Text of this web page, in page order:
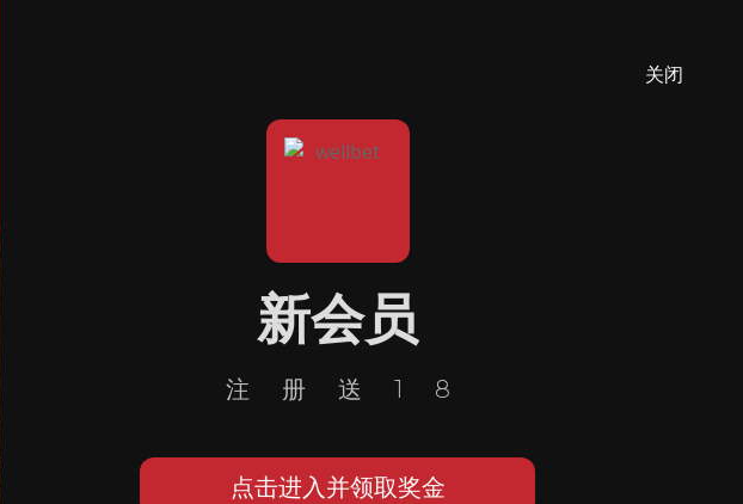
关闭
新会员
注册送18
点击进入并领取奖金